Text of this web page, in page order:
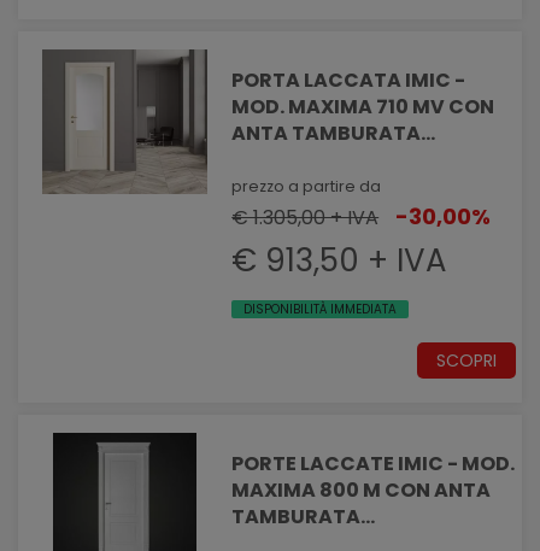
PORTA LACCATA IMIC -
MOD. MAXIMA 710 MV CON
ANTA TAMBURATA
MASSELLATO CON VANO
VETRO
prezzo a partire da
€ 1.305,00 + IVA -30,00%
€ 913,50 + IVA
DISPONIBILITÀ IMMEDIATA
SCOPRI
PORTE LACCATE IMIC - MOD.
MAXIMA 800 M CON ANTA
TAMBURATA